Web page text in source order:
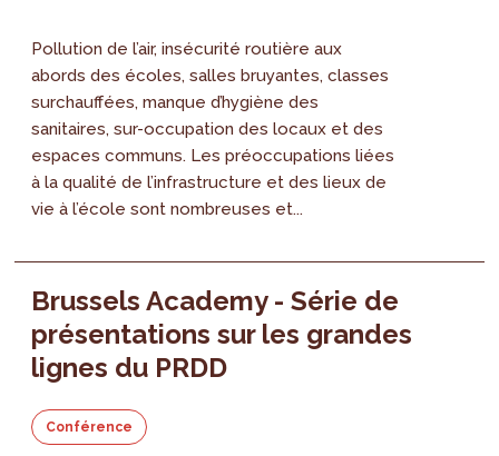
Pollution de l’air, insécurité routière aux
abords des écoles, salles bruyantes, classes
surchauffées, manque d’hygiène des
sanitaires, sur-occupation des locaux et des
espaces communs. Les préoccupations liées
à la qualité de l’infrastructure et des lieux de
vie à l’école sont nombreuses et...
Brussels Academy - Série de
présentations sur les grandes
lignes du PRDD
Conférence